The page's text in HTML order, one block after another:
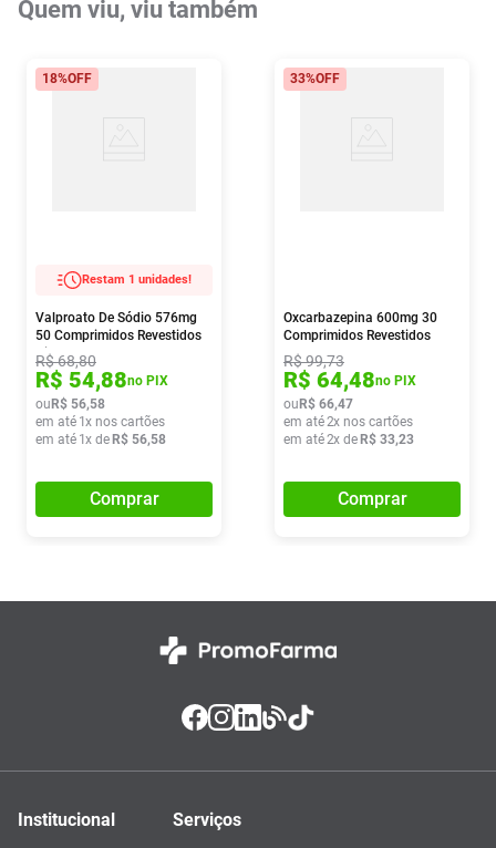
Quem viu, viu também
18%OFF
Restam 1 unidades!
Valproato De Sódio 576mg
50 Comprimidos Revestidos
Biolab
R$68,80
R$ 54,88no PIX
ou R$ 56,58
em até 1x nos cartões
em até 1x de R$ 56,58
Comprar
33%OFF
Oxcarbazepina 600mg 30
Comprimidos Revestidos
Medley
R$99,73
R$ 64,48no PIX
ou R$ 66,47
em até2x nos cartões
em até2x de R$ 33,23
Comprar
Institucional Serviços